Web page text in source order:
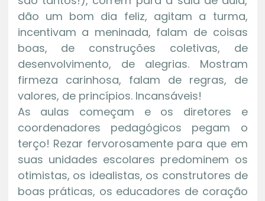
dão um bom dia feliz, agitam a turma,
incentivam a meninada, falam de coisas
boas, de construções coletivas, de
desenvolvimento, de alegrias. Mostram
firmeza carinhosa, falam de regras, de
valores, de princípios. Incansáveis!
As aulas começam e os diretores e
coordenadores pedagógicos pegam o
terço! Rezar fervorosamente para que em
suas unidades escolares predominem os
otimistas, os idealistas, os construtores de
boas práticas, os educadores de coração